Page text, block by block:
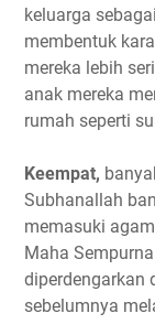
keluarga
membentuk
mereka lebih
anak mereka
rumah seperti
Keempat,
Subhanallah
memasuki
Maha
diperdengarkan
sebelumnya